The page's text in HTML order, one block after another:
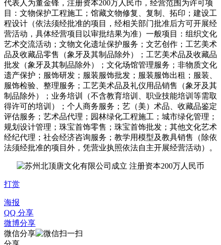
代表人为董金锋，注册资本200万人民币，经营范围为许可项
目：文物保护工程施工；馆藏文物修复、复制、拓印；建设工
程设计（依法须经批准的项目，经相关部门批准后方可开展经
营活动，具体经营项目以审批结果为准）一般项目：组织文化
艺术交流活动；文物文化遗址保护服务；文艺创作；工艺美术
品及收藏品零售（象牙及其制品除外）；工艺美术品及收藏品
批发（象牙及其制品除外）；文化场馆管理服务；非物质文化
遗产保护；服饰研发；服装服饰批发；服装服饰出租；服装、
服饰检验、整理服务；工艺美术品及礼仪用品销售（象牙及其
制品除外）；业务培训（不含教育培训、职业技能培训等需取
得许可的培训）；个人商务服务；艺（美）术品、收藏品鉴定
评估服务；艺术品代理；园林绿化工程施工；城市绿化管理；
规划设计管理；珠宝首饰零售；珠宝首饰批发；其他文化艺术
经纪代理；社会经济咨询服务；教学用模型及教具销售（除依
法须经批准的项目外，凭营业执照依法自主开展经营活动）。
打赏
海报
QQ 分享
微博分享
微信分享